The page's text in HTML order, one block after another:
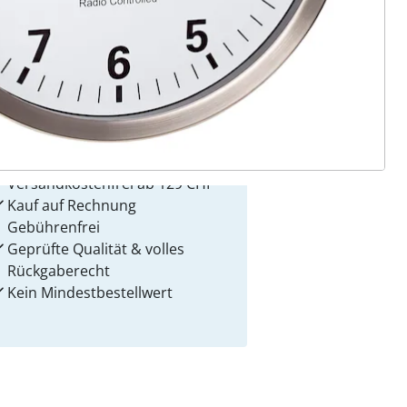
für
Versandkostenfrei ab 129 CHF
Kauf auf Rechnung
Gebührenfrei
Geprüfte Qualität & volles
Rückgaberecht
Kein Mindest­bestellwert